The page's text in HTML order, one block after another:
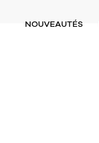
NOUVEAUTÉS